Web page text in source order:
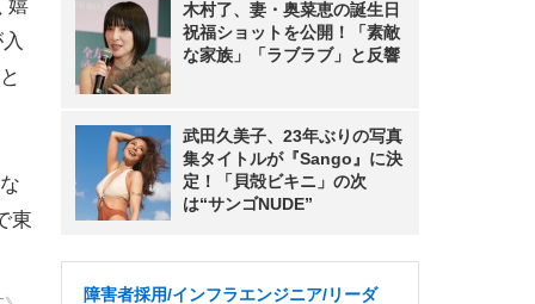
嬉
東
木村了、妻・奥菜恵の誕生日
祝福ショットを公開！「素敵
な家族」「ラブラブ」と反響
武田久美子、23年ぶりの写真
集タイトルが『Sango』に決
定！「貝殻ビキニ」の次
は“サンゴNUDE”
障害者採用/インフラエンジニア/リーダ